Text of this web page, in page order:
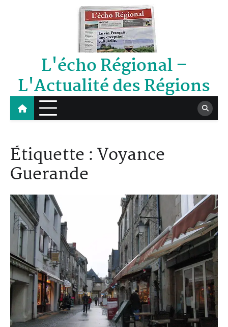
L'écho Régional –
L'Actualité des Régions
Étiquette :Voyance
Guerande